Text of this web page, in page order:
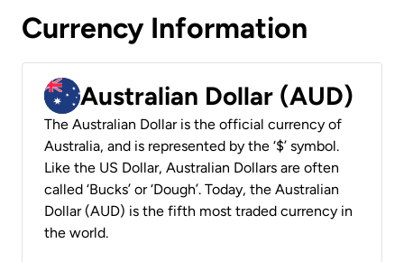
Currency Information
Australian Dollar (AUD)
The Australian Dollar is the official currency of
Australia, and is represented by the ‘$’ symbol.
Like the US Dollar, Australian Dollars are often
called ‘Bucks’ or ‘Dough’. Today, the Australian
Dollar (AUD) is the fifth most traded currency in
the world.